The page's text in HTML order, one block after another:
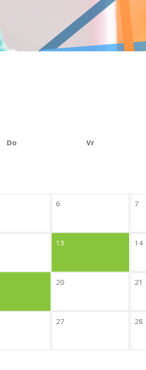
Do Vr
6 7
13 14
20 21
27 28